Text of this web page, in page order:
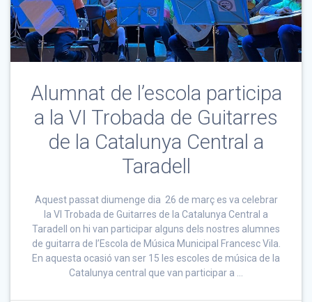
Alumnat de l’escola participa
a la VI Trobada de Guitarres
de la Catalunya Central a
Taradell
Aquest passat diumenge dia 26 de març es va celebrar
la VI Trobada de Guitarres de la Catalunya Central a
Taradell on hi van participar alguns dels nostres alumnes
de guitarra de l’Escola de Música Municipal Francesc Vila.
En aquesta ocasió van ser 15 les escoles de música de la
Catalunya central que van participar a …